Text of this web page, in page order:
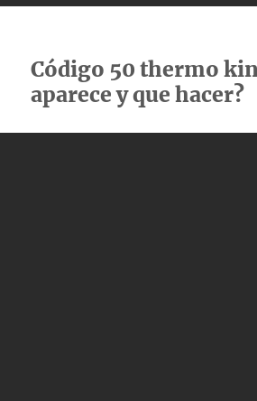
Código 50 thermo
aparece y que hacer?